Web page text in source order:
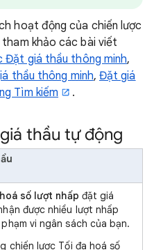
hoạt động của chiến lược
tham khảo các bài viết
Đặt giá thầu thông minh,
thầu thông minh,Đặt giá
Tìm kiếm
.
thầu tự động
số lượt nhấp đặt giá
được nhiều lượt nhấp
vi ngân sách của bạn.
chiến lược Tối đa hoá số